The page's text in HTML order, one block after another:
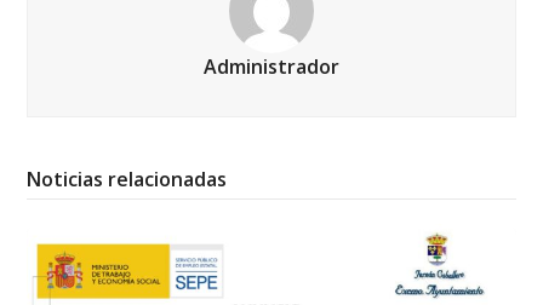
Administrador
Noticias relacionadas